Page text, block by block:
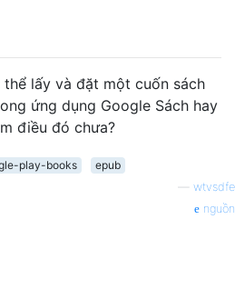
thể lấy và đặt một cuốn sách
ứng dụng Google Sách hay
điều đó chưa?
play-books
epub
wtvsdfe
nguồn